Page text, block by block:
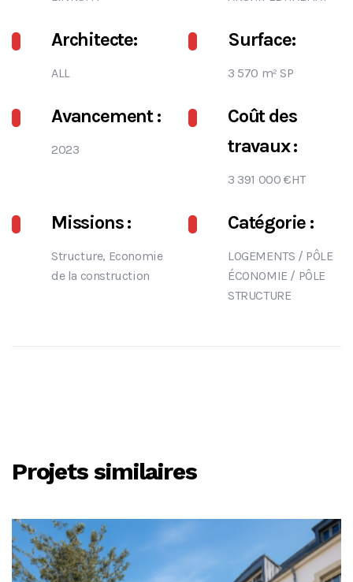
Architecte:
ALL
Surface:
3 570 m² SP
Avancement :
2023
Coût des
travaux :
3 391 000 €HT
Missions :
Structure, Economie
de la construction
Catégorie :
LOGEMENTS / PÔLE
ÉCONOMIE / PÔLE
STRUCTURE
Projets similaires